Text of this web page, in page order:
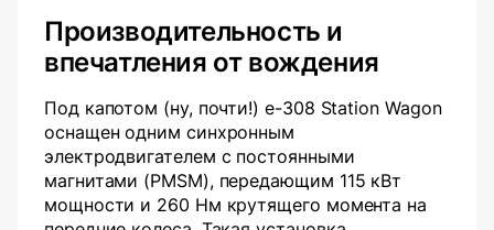
Производительность и
впечатления от вождения
Под капотом (ну, почти!) e-308 Station Wagon
оснащен одним синхронным
электродвигателем с постоянными
магнитами (PMSM), передающим 115 кВт
мощности и 260 Нм крутящего момента на